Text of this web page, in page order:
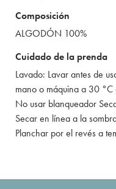
Composición
ALGODÓN 100%
Cuidado de la prenda
Lavado: Lavar antes de
mano o máquina a 30
No usar blanqueador
Secar en línea a la
Planchar por el revés a